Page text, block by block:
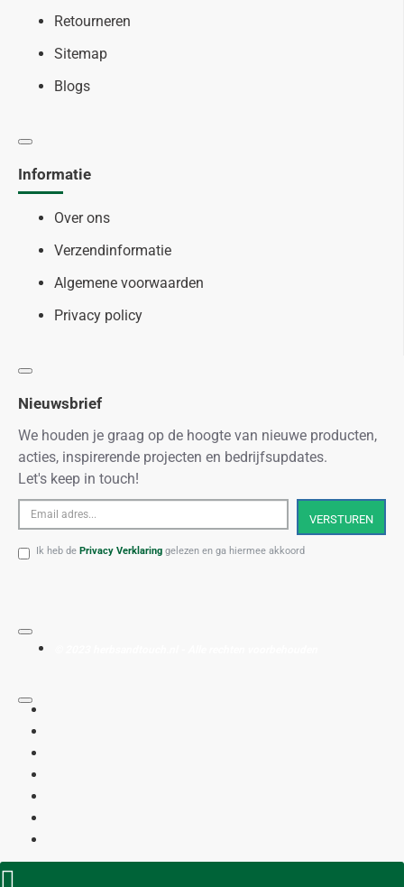
Retourneren
Sitemap
Blogs
Informatie
Over ons
Verzendinformatie
Algemene voorwaarden
Privacy policy
Nieuwsbrief
We houden je graag op de hoogte van nieuwe producten,
acties, inspirerende projecten en bedrijfsupdates.
Let's keep in touch!
adres...
VERSTUREN
Ik heb de Privacy Verklaring gelezen en ga hiermee akkoord